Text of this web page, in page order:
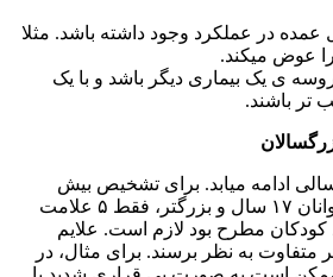
عمده در عملکرد وجود داشته باشد. مثلا
عوض میکند.
پروسه ی یک بیماری دیگر باشد و با یک
تر باشند.
ادامه میابد. برای تشخیص بیش
فعالی در بزرگسالان و جوانان ۱۷ سال و بزرگتر، فقط ۵ علامت
کودکان مطرح بود لازم است. علایم
متفاوت به نظر برسند. برای مثال، در